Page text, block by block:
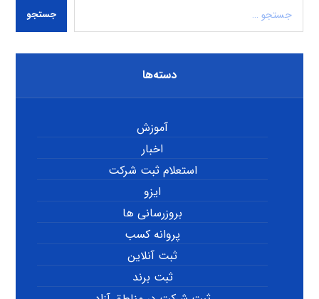
جستجو
دسته‌ها
آموزش
اخبار
استعلام ثبت شرکت
ایزو
بروزرسانی ها
پروانه کسب
ثبت آنلاین
ثبت برند